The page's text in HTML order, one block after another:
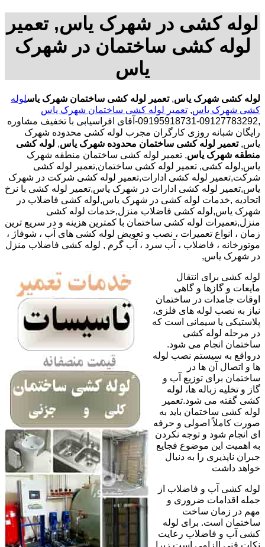
لوله کشی در شهرک یاس, تعمیر
لوله کشی ساختمان در شهرک
یاس
لوله کشی شهرک یاس,تعمیر لوله کشی ساختمان شهرک یاسلوله
کشی شهرک یاس, تعمیر لوله کشی ساختمان شهرک یاس
,09127783292-09195918731-آقای افراسیابی با تخفیف مشاوره
رایگان شبانه روزی کارگران مجرب لوله کشی محدوده شهرک
یاس,تعمیر لوله کشی ساختمان محدوده شهرک یاس, لوله کشی
منطقه شهرک یاس, تعمیر لوله کشی ساختمان منطقه شهرک
یاس,لوله کشی, تعمیر لوله کشی ساختمان,تعمیر لوله کشی
شرکت,تعمیر لوله کشی ادارات,تعمیر لوله کشی شرکت در شهرک
یاس,تعمیر لوله کشی ادارات در شهرک یاس,تعمیر لوله کشی با نرخ
اتحادیه ,خدمات لوله کشی در شهرک یاس,لوله کشی فاضلاب در
شهرک یاس,لوله کشی فاضلاب منزل,خدمات لوله کشی
منزل,تعمیرات لوله کشی ساختمان با کمترین هزینه و در سریع ترین
زمان ، انواع تعمیرات ، نصب و تعویض لوله کشی های آب ، شوفاژ ،
موتورخانه ، فاضلاب ، آب سرد ، آب گرم , لوله کشی فاضلاب منزل
در شهرک یاس,
لوله کشی برای انتقال
مایعات و گازها و گاهی
اوقات جامدات در ساختمان
نیاز به نصب لوله های فلزی،
پلاستیکی یا سیمانی است که
در مرحله لوله کشی
ساختمان انجام می شود.
درواقع به سیستم نصب لوله
ها و اتصال آن ها در
ساختمان برای توزیع آب و
گاز و تخلیه زباله ها، لوله
کشی گفته می شود.تعمیر
لوله کشی ساختمان باید به
صورت کاملاً اصولی و حرفه
ای انجام شود و توجه نکردن
به اهمیت این موضوع فجایع
جبران ناپذیری را به دنبال
خواهد داشت
لوله کشی آب و فاضلاب از
جمله اقدامات ضروری و
مهم در زمان ساخت
ساختمان است. برای لوله
کشی آب و فاضلاب رعایت
نکات فنی الزامی است زیرا